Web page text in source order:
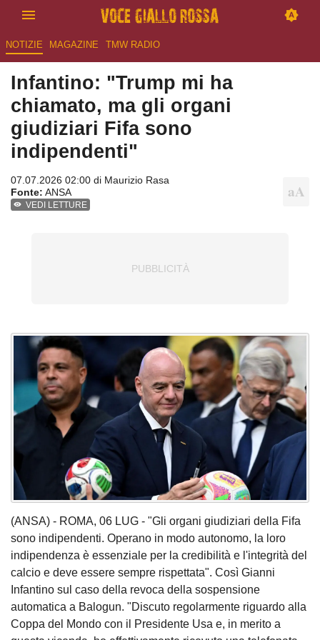
NOTIZIE MAGAZINE TMW RADIO
Infantino: "Trump mi ha
chiamato, ma gli organi
giudiziari Fifa sono
indipendenti"
07.07.2026 02:00 di Maurizio Rasa
Fonte: ANSA
VEDI LETTURE
(ANSA) - ROMA, 06 LUG - "Gli organi giudiziari della Fifa
sono indipendenti. Operano in modo autonomo, la loro
indipendenza è essenziale per la credibilità e l'integrità del
calcio e deve essere sempre rispettata". Così Gianni
Infantino sul caso della revoca della sospensione
automatica a Balogun. "Discuto regolarmente riguardo alla
Coppa del Mondo con il Presidente Usa e, in merito a